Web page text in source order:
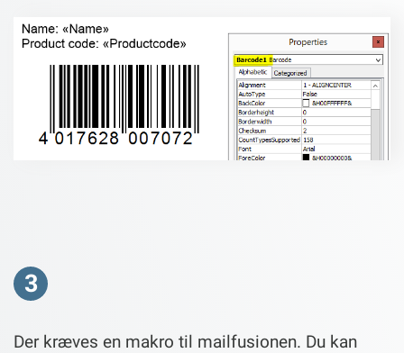
3
Der kræves en makro til mailfusionen. Du kan